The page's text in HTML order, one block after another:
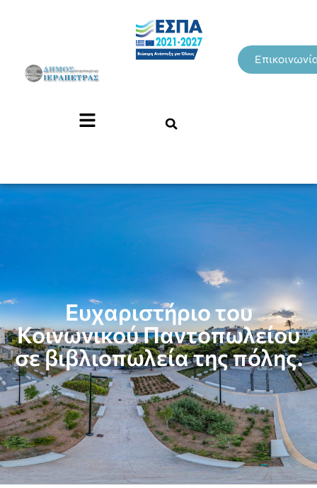
Ευχαριστήριο του
Κοινωνικού Παντοπωλείου
σε βιβλιοπωλεία της πόλης.